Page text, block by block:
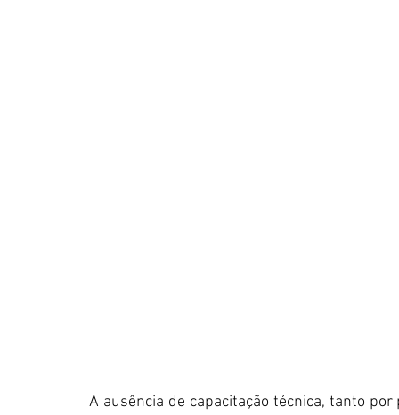
A ausência de capacitação técnica, tanto